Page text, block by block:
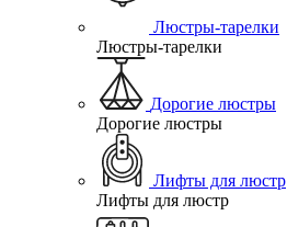
Люстры-тарелки
Люстры-тарелки
Дорогие люстры
Дорогие люстры
Лифты для люстр
Лифты для люстр